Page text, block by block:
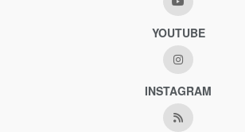
YOUTUBE
INSTAGRAM